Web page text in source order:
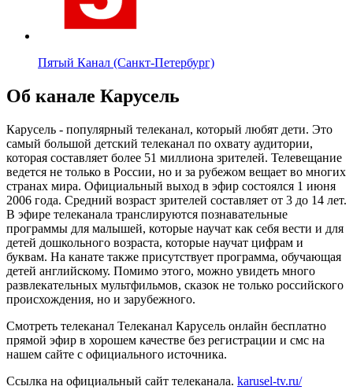
Пятый Канал (Санкт-Петербург)
Об канале Карусель
Карусель - популярный телеканал, который любят дети. Это
самый большой детский телеканал по охвату аудитории,
которая составляет более 51 миллиона зрителей. Телевещание
ведется не только в России, но и за рубежом вещает во многих
странах мира. Официальный выход в эфир состоялся 1 июня
2006 года. Средний возраст зрителей составляет от 3 до 14 лет.
В эфире телеканала транслируются познавательные
программы для малышей, которые научат как себя вести и для
детей дошкольного возраста, которые научат цифрам и
буквам. На канате также присутствует программа, обучающая
детей английскому. Помимо этого, можно увидеть много
развлекательных мультфильмов, сказок не только российского
происхождения, но и зарубежного.
Смотреть телеканал Телеканал Карусель онлайн бесплатно
прямой эфир в хорошем качестве без регистрации и смс на
нашем сайте с официального источника.
Ссылка на официальный сайт телеканала. karusel-tv.ru/